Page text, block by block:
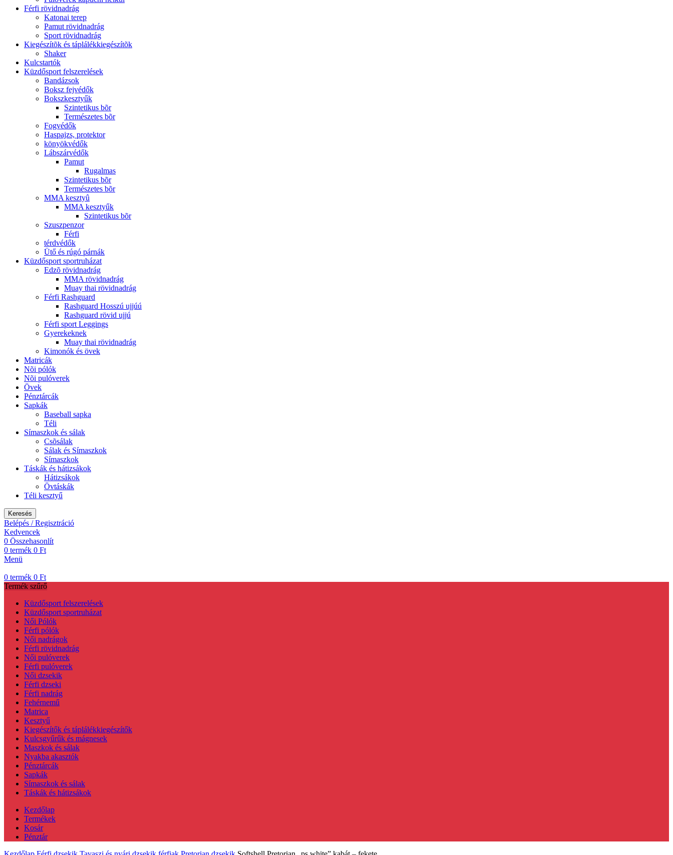
Férfi rövidnadrág
Katonai terep
Pamut rövidnadrág
Sport rövidnadrág
Kiegészítõk és táplálékkiegészítõk
Shaker
Kulcstartók
Küzdősport felszerelések
Bandázsok
Boksz fejvédők
Bokszkesztyűk
Szintetikus bõr
Természetes bõr
Fogvédők
Haspajzs, protektor
könyökvédők
Lábszárvédők
Pamut
Rugalmas
Szintetikus bõr
Természetes bõr
MMA kesztyû
MMA kesztyűk
Szintetikus bõr
Szuszpenzor
Férfi
térdvédők
Ütő és rúgó párnák
Küzdősport sportruházat
Edzõ rövidnadrág
MMA rövidnadrág
Muay thai rövidnadrág
Férfi Rashguard
Rashguard Hosszú ujjúú
Rashguard rövid ujjú
Férfi sport Leggings
Gyerekeknek
Muay thai rövidnadrág
Kimonók és övek
Matricák
Nõi pólók
Nõi pulóverek
Övek
Pénztárcák
Sapkák
Baseball sapka
Téli
Símaszkok és sálak
Csõsálak
Sálak és Símaszkok
Símaszkok
Táskák és hátizsákok
Hátizsákok
Övtáskák
Téli kesztyű
Keresés
Belépés / Regisztráció
Kedvencek
0 Összehasonlít
0 termék 0 Ft
Menü
0 termék 0 Ft
Termék szűrő
Küzdősport felszerelések
Küzdősport sportruházat
Női Pólók
Férfi pólók
Női nadrágok
Férfi rövidnadrág
Női pulóverek
Férfi pulóverek
Női dzsekik
Férfi dzseki
Férfi nadrág
Fehérnemű
Matrica
Kesztyű
Kiegészítők és táplálékkiegészítők
Kulcsgyűrűk és mágnesek
Maszkok és sálak
Nyakba akasztók
Pénztárcák
Sapkák
Símaszkok és sálak
Táskák és hátizsákok
Kezdőlap
Termékek
Kosár
Pénztár